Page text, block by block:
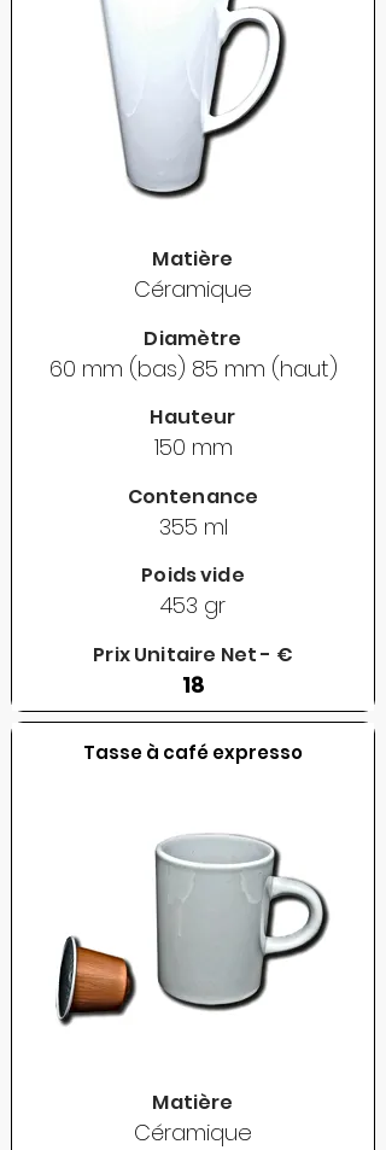
Matière
Céramique
Diamètre
60 mm (bas) 85 mm (haut)
Hauteur
150 mm
Contenance
355 ml
Poids vide
453 gr
Prix Unitaire Net - €
18
Tasse à café expresso
Matière
Céramique